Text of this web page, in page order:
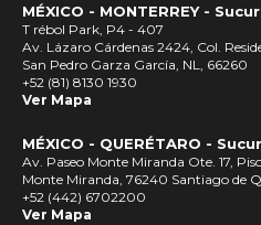
MÉXICO - MONTERREY -
T rébol Park, P4 - 407
Av. Lázaro Cárdenas 2424, Col.
San Pedro Garza García, NL, 66260
+52 (81) 8130 1930
Ver Mapa
MÉXICO - QUERÉTARO -
Av. Paseo Monte Miranda Ote. 17,
Monte Miranda, 76240 Santiago de
+52 (442) 6702200
Ver Mapa